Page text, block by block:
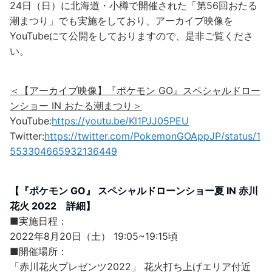
24日（日）に北海道・小樽で開催された「第56回おたる
潮まつり」でも実施をしており、アーカイブ映像を
YouTubeにて公開をしておりますので、是非ご覧くださ
い。
＜【アーカイブ映像】『ポケモン GO』スペシャルドロー
ンショー IN おたる潮まつり＞
YouTube:https://youtu.be/Kl1PJJ05PEU
Twitter:https://twitter.com/PokemonGOAppJP/status/1
553304665932136449
【『ポケモン GO』 スペシャルドローンショー夏 IN 赤川
花火 2022 詳細】
■実施日程：
2022年8月20日（土） 19:05~19:15頃
■開催場所：
「赤川花火プレゼンツ2022」 花火打ち上げエリア付近